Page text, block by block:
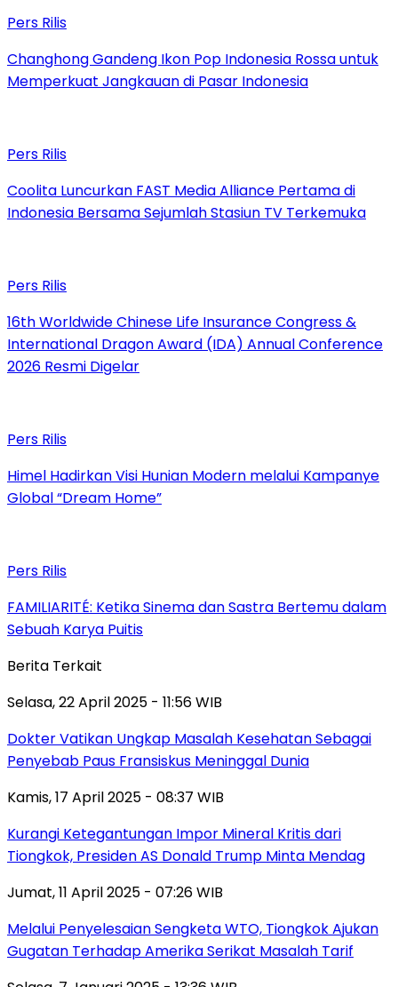
Pers Rilis
Changhong Gandeng Ikon Pop Indonesia Rossa untuk
Memperkuat Jangkauan di Pasar Indonesia
Pers Rilis
Coolita Luncurkan FAST Media Alliance Pertama di
Indonesia Bersama Sejumlah Stasiun TV Terkemuka
Pers Rilis
16th Worldwide Chinese Life Insurance Congress &
International Dragon Award (IDA) Annual Conference
2026 Resmi Digelar
Pers Rilis
Himel Hadirkan Visi Hunian Modern melalui Kampanye
Global “Dream Home”
Pers Rilis
FAMILIARITÉ: Ketika Sinema dan Sastra Bertemu dalam
Sebuah Karya Puitis
Berita Terkait
Selasa, 22 April 2025 - 11:56 WIB
Dokter Vatikan Ungkap Masalah Kesehatan Sebagai
Penyebab Paus Fransiskus Meninggal Dunia
Kamis, 17 April 2025 - 08:37 WIB
Kurangi Ketegantungan Impor Mineral Kritis dari
Tiongkok, Presiden AS Donald Trump Minta Mendag
Jumat, 11 April 2025 - 07:26 WIB
Melalui Penyelesaian Sengketa WTO, Tiongkok Ajukan
Gugatan Terhadap Amerika Serikat Masalah Tarif